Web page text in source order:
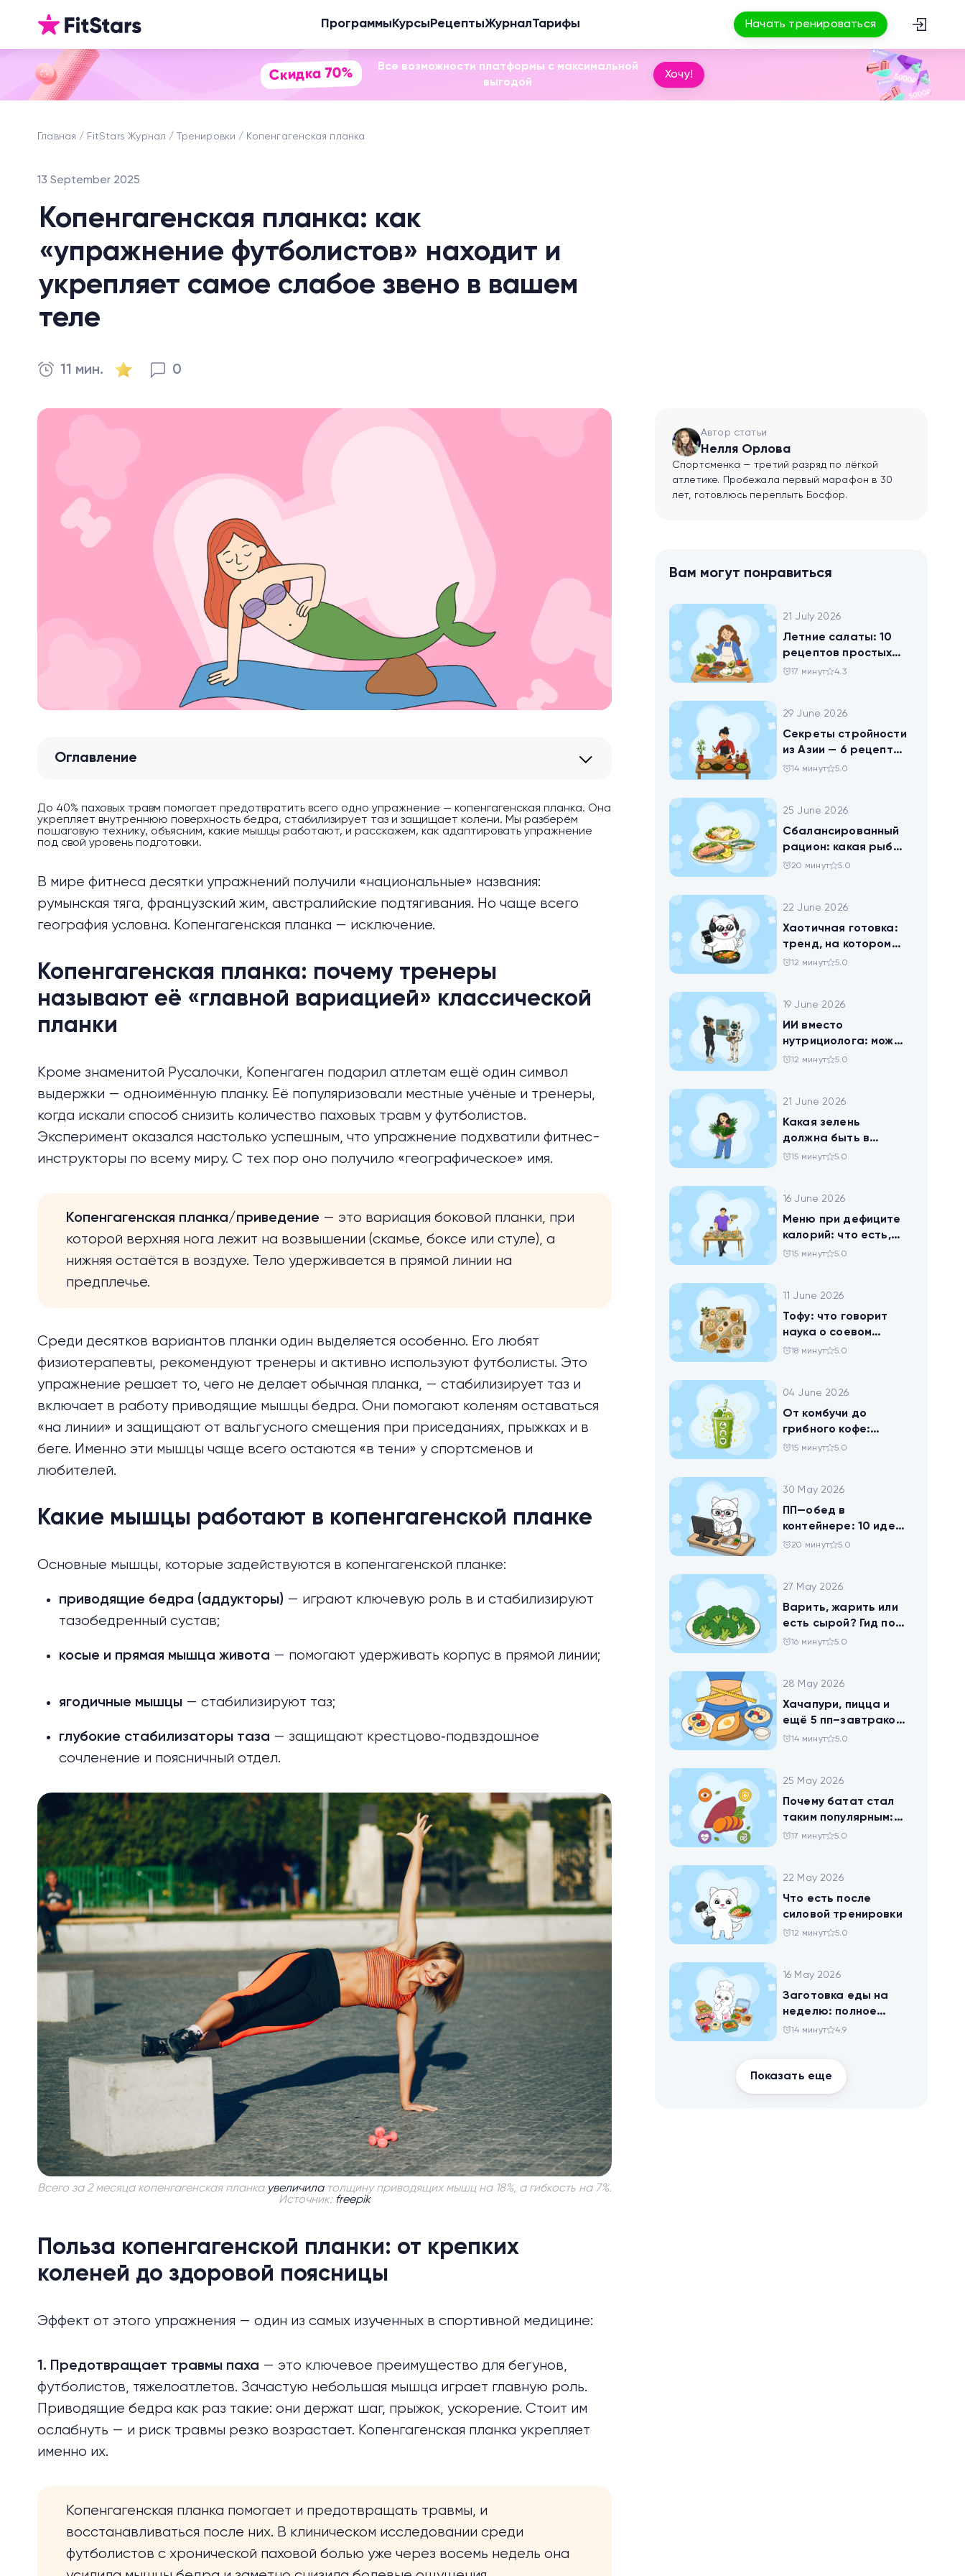
Программы Курсы РецептыЖурналТарифы Начать тренироваться
Скидка 70%
Все возможности платформы с максимальной
выгодой
Хочу!
Главная FitStars Журнал Тренировки Копенгагенская планка
13 September 2025
Копенгагенская планка: как
«упражнение футболистов» находит и
укрепляет самое слабое звено в вашем
теле
11 мин. 0
Оглавление
До 40% паховых травм помогает предотвратить всего одно упражнение — копенгагенская планка. Она
укрепляет внутреннюю поверхность бедра, стабилизирует таз и защищает колени. Мы разберём
пошаговую технику, объясним, какие мышцы работают, и расскажем, как адаптировать упражнение
под свой уровень подготовки.
В мире фитнеса десятки упражнений получили «национальные» названия:
румынская тяга, французский жим, австралийские подтягивания. Но чаще всего
география условна. Копенгагенская планка — исключение.
Копенгагенская планка: почему тренеры
называют её «главной вариацией» классической
планки
Кроме знаменитой Русалочки, Копенгаген подарил атлетам ещё один символ
выдержки — одноимённую планку. Её популяризовали местные учёные и тренеры,
когда искали способ снизить количество паховых травм у футболистов.
Эксперимент оказался настолько успешным, что упражнение подхватили фитнес-
инструкторы по всему миру. С тех пор оно получило «географическое» имя.
Копенгагенская планка/приведение — это вариация боковой планки, при
которой верхняя нога лежит на возвышении (скамье, боксе или стуле), а
нижняя остаётся в воздухе. Тело удерживается в прямой линии на
предплечье.
Среди десятков вариантов планки один выделяется особенно. Его любят
физиотерапевты, рекомендуют тренеры и активно используют футболисты. Это
упражнение решает то, чего не делает обычная планка, — стабилизирует таз и
включает в работу приводящие мышцы бедра. Они помогают коленям оставаться
«на линии» и защищают от вальгусного смещения при приседаниях, прыжках и в
беге. Именно эти мышцы чаще всего остаются «в тени» у спортсменов и
любителей.
Какие мышцы работают в копенгагенской планке
Основные мышцы, которые задействуются в копенгагенской планке:
приводящие бедра (аддукторы) — играют ключевую роль в и стабилизируют
тазобедренный сустав;
косые и прямая мышца живота — помогают удерживать корпус в прямой линии;
ягодичные мышцы — стабилизируют таз;
глубокие стабилизаторы таза — защищают крестцово‑подвздошное
сочленение и поясничный отдел.
Всего за 2 месяца копенгагенская планка увеличилатолщину приводящих мышц на 18%, а гибкость на 7%.
Источник: freepik
Польза копенгагенской планки: от крепких
коленей до здоровой поясницы
Эффект от этого упражнения — один из самых изученных в спортивной медицине:
1. Предотвращает травмы паха — это ключевое преимущество для бегунов,
футболистов, тяжелоатлетов. Зачастую небольшая мышца играет главную роль.
Приводящие бедра как раз такие: они держат шаг, прыжок, ускорение. Стоит им
ослабнуть — и риск травмы резко возрастает. Копенгагенская планка укрепляет
именно их.
Копенгагенская планка помогает и предотвращать травмы, и
восстанавливаться после них. В клиническом исследовании среди
футболистов с хронической паховой болью уже через восемь недель она
Автор статьи
Нелля Орлова
Спортсменка — третий разряд по лёгкой
атлетике. Пробежала первый марафон в 30
лет, готовлюсь переплыть Босфор.
Вам могут понравиться
21 July 2026
Летние салаты: 10
рецептов простых
блюд для будней и
17 минут 4.3
29 June 2026
Секреты стройности
из Азии — 6 рецептов
китайских салатов
14 минут 5.0
25 June 2026
Сбалансированный
рацион: какая рыба
самая полезная
20 минут 5.0
22 June 2026
Хаотичная готовка:
тренд, на котором
похудел весь ТикТок
12 минут 5.0
19 June 2026
ИИ вместо
нутрициолога: можно
ли доверить
12 минут 5.0
21 June 2026
Какая зелень
должна быть в
тарелке
15 минут 5.0
16 June 2026
Меню при дефиците
калорий: что есть,
чтобы худеть
15 минут 5.0
11 June 2026
Тофу: что говорит
наука о соевом
твороге, который
18 минут 5.0
04 June 2026
От комбучи до
грибного кофе:
разбираемся в
15 минут 5.0
30 May 2026
ПП—обед в
контейнере: 10 идей
для офисников,
20 минут 5.0
27 May 2026
Варить, жарить или
есть сырой? Гид по
брокколи
16 минут 5.0
28 May 2026
Хачапури, пицца и
ещё 5 пп–завтраков,
чтобы набрать
14 минут 5.0
25 May 2026
Почему батат стал
таким популярным:
всё о пользе
17 минут 5.0
22 May 2026
Что есть после
силовой тренировки
12 минут 5.0
16 May 2026
Заготовка еды на
неделю: полное
руководство для
14 минут 4.9
Показать еще